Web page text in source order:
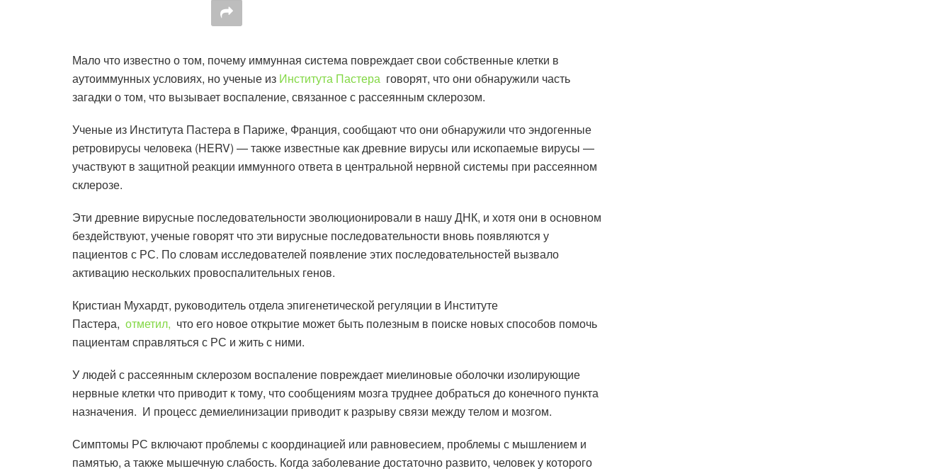
Мало что известно о том, почему иммунная система повреждает свои собственные клетки в
аутоиммунных условиях, но ученые из Института Пастера говорят, что они обнаружили часть
загадки о том, что вызывает воспаление, связанное с рассеянным склерозом.
Ученые из Института Пастера в Париже, Франция, сообщают что они обнаружили что эндогенные
ретровирусы человека (HERV) — также известные как древние вирусы или ископаемые вирусы —
участвуют в защитной реакции иммунного ответа в центральной нервной системы при рассеянном
склерозе.
Эти древние вирусные последовательности эволюционировали в нашу ДНК, и хотя они в основном
бездействуют, ученые говорят что эти вирусные последовательности вновь появляются у
пациентов с РС. По словам исследователей появление этих последовательностей вызвало
активацию нескольких провоспалительных генов.
Кристиан Мухардт, руководитель отдела эпигенетической регуляции в Институте
Пастера, отметил, что его новое открытие может быть полезным в поиске новых способов помочь
пациентам справляться с РС и жить с ними.
У людей с рассеянным склерозом воспаление повреждает миелиновые оболочки изолирующие
нервные клетки что приводит к тому, что сообщениям мозга труднее добраться до конечного пункта
назначения. И процесс демиелинизации приводит к разрыву связи между телом и мозгом.
Симптомы РС включают проблемы с координацией или равновесием, проблемы с мышлением и
памятью, а также мышечную слабость. Когда заболевание достаточно развито, человек у которого